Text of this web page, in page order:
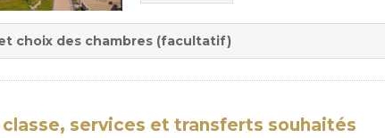
pension
:
:
choix des chambres (facultatif)
classe, services et transferts souhaités